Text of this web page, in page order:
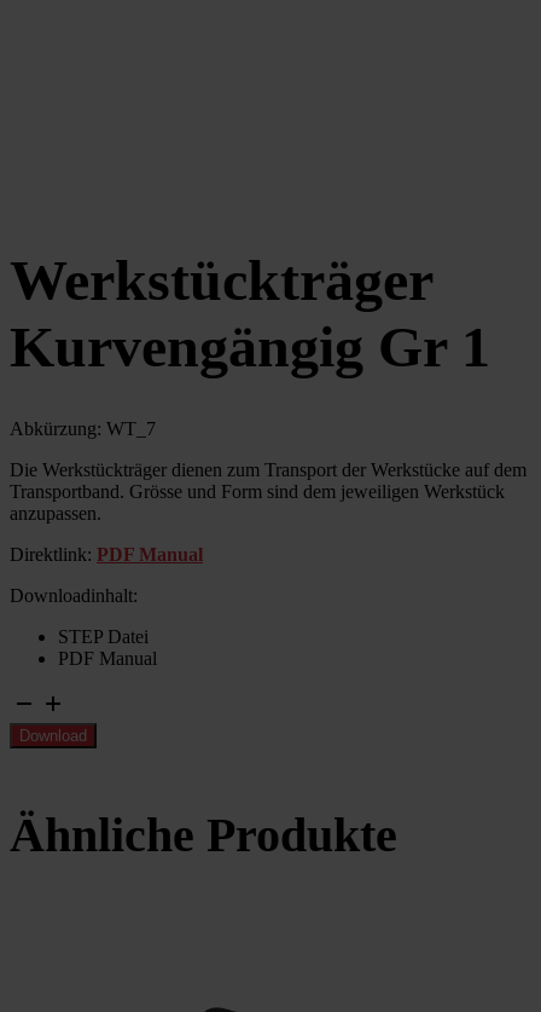
Werkstückträger
Kurvengängig Gr 1
Abkürzung: WT_7
Die Werkstückträger dienen zum Transport der Werkstücke auf dem
Transportband. Grösse und Form sind dem jeweiligen Werkstück
anzupassen.
Direktlink: PDF Manual
Downloadinhalt:
STEP Datei
PDF Manual
Werkstückträger
Kurvengängig
GrDownload
Ähnliche Produkte